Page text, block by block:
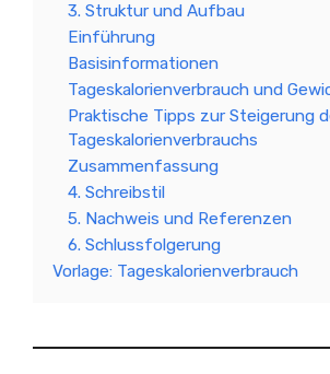
3. Struktur und Aufbau
Einführung
Basisinformationen
Tageskalorienverbrauch und
Praktische Tipps zur Steigerung
Tageskalorienverbrauchs
Zusammenfassung
4. Schreibstil
5. Nachweis und Referenzen
6. Schlussfolgerung
Vorlage: Tageskalorienverbrauch